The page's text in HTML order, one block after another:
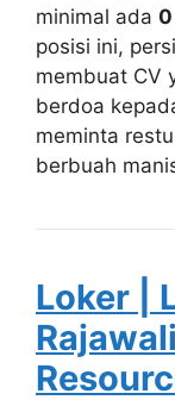
minimal ada 0
posisi ini,
membuat CV
berdoa
meminta
berbuah
Loker |